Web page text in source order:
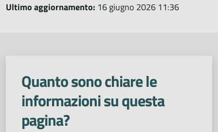
Ultimo aggiornamento: 16 giugno 2026 11:36
Quanto sono chiare le
informazioni su questa
pagina?